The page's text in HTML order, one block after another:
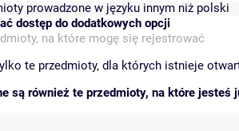
prowadzone w języku innym niż polski
dostęp do dodatkowych opcji
na które mogę się rejestrować
te przedmioty, dla których istnieje
są również te przedmioty, na które jesteś